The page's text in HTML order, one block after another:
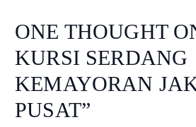
ONE THOUGHT
KURSI SERDANG
KEMAYORAN
PUSAT”